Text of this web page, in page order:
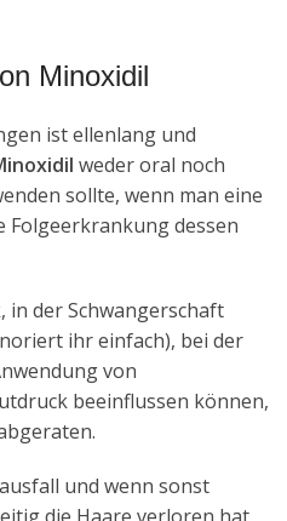
Minoxidil
ist ellenlang und
weder oral noch
sollte, wenn man eine
dessen
in der Schwangerschaft
ihr einfach), bei der
von
beeinflussen können,
und wenn sonst